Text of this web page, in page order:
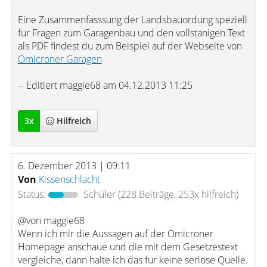
Eine Zusammenfasssung der Landsbauordung speziell
für Fragen zum Garagenbau und den vollstänigen Text
als PDF findest du zum Beispiel auf der Webseite von
Omicroner Garagen
-- Editiert maggie68 am 04.12.2013 11:25
3x Hilfreich
6. Dezember 2013 | 09:11
Von Kissenschlacht
Status:
Schüler(228 Beiträge, 253x hilfreich)
@von maggie68
Wenn ich mir die Aussagen auf der Omicroner
Homepage anschaue und die mit dem Gesetzestext
vergleiche, dann halte ich das für keine seriöse Quelle.